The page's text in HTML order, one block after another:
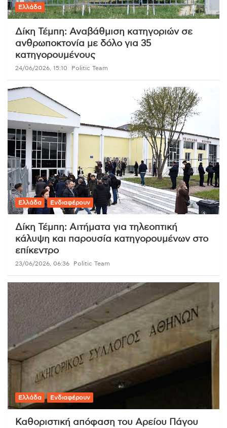
Ελλάδα
Δίκη Τέμπη: Αναβάθμιση κατηγοριών σε
ανθρωποκτονία με δόλο για 35
κατηγορουμένους
24/06/2026, 15:10 Politic Team
Ελλάδα Ενδιαφέρουν
Δίκη Τέμπη: Αιτήματα για τηλεοπτική
κάλυψη και παρουσία κατηγορουμένων στο
επίκεντρο
23/06/2026, 06:36 Politic Team
Ελλάδα Ενδιαφέρουν
Καθοριστική απόφαση του Αρείου Πάγου